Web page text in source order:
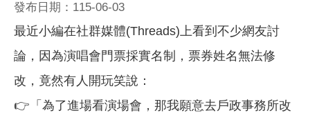
發布日期：115-06-03
最近小編在社群媒體(Threads)上看到不少網友討
論，因為演唱會門票採實名制，票券姓名無法修
改，竟然有人開玩笑說：
👉「為了進場看演場會，那我願意去戶政事務所改